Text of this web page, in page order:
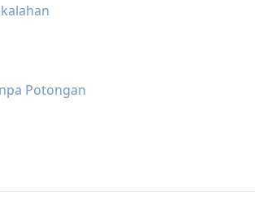
Potongan